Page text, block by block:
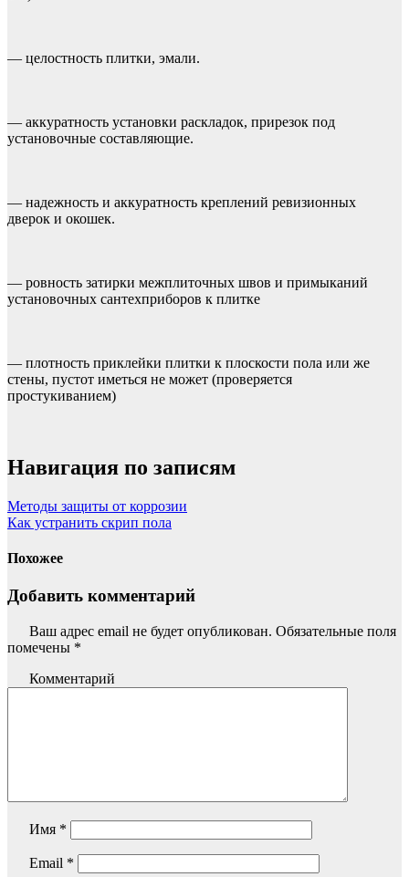
— целостность плитки, эмали.
— аккуратность установки раскладок, прирезок под
установочные составляющие.
— надежность и аккуратность креплений ревизионных
дверок и окошек.
— ровность затирки межплиточных швов и примыканий
установочных сантехприборов к плитке
— плотность приклейки плитки к плоскости пола или же
стены, пустот иметься не может (проверяется
простукиванием)
Навигация по записям
Методы защиты от коррозии
Как устранить скрип пола
Похожее
Добавить комментарий
Ваш адрес email не будет опубликован. Обязательные поля
помечены *
Комментарий
Имя *
Email *